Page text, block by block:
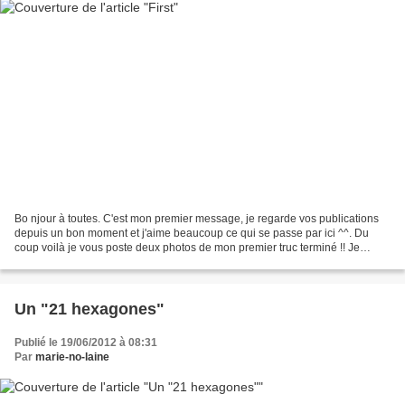
Bo njour à toutes. C'est mon premier message, je regarde vos publications
depuis un bon moment et j'aime beaucoup ce qui se passe par ici ^^. Du
coup voilà je vous poste deux photos de mon premier truc terminé !! Je
Un "21 hexagones"
Publié le 19/06/2012 à 08:31
Par marie-no-laine